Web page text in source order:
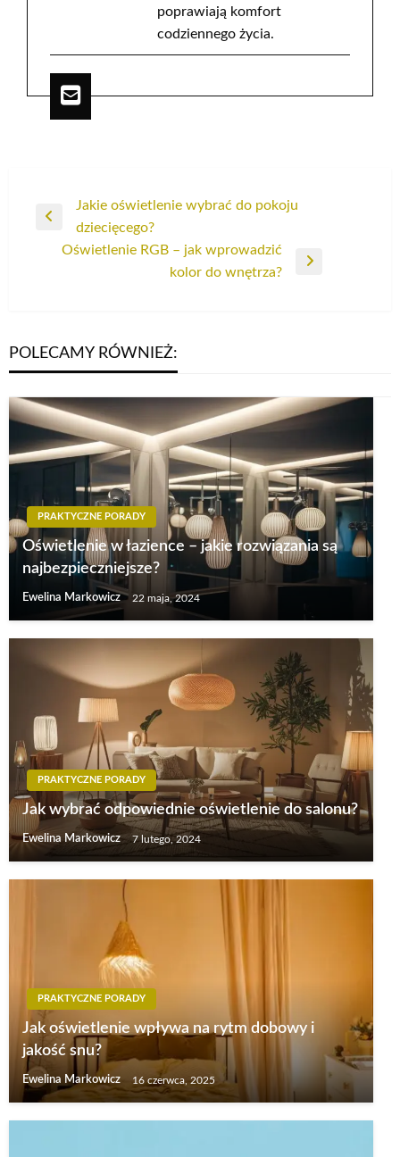
poprawiają komfort
codziennego życia.
Nawigacja
wpisu
Poprzedni
wpis
Jakie oświetlenie wybrać do pokoju
dziecięcego?
Oświetlenie RGB – jak wprowadzić
kolor do wnętrza?
POLECAMY RÓWNIEŻ:
PRAKTYCZNE PORADY
Oświetlenie w łazience – jakie rozwiązania są
najbezpieczniejsze?
Ewelina Markowicz 22 maja, 2024
PRAKTYCZNE PORADY
Jak wybrać odpowiednie oświetlenie do salonu?
Ewelina Markowicz 7 lutego, 2024
PRAKTYCZNE PORADY
Jak oświetlenie wpływa na rytm dobowy i
jakość snu?
Ewelina Markowicz 16 czerwca, 2025